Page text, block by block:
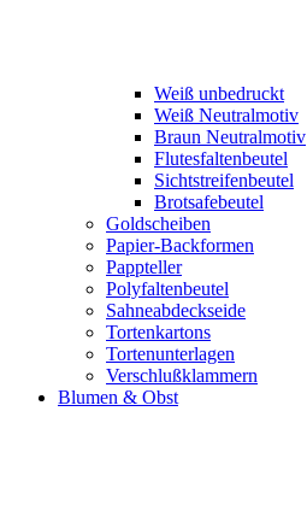
Weiß unbedruckt
Weiß Neutralmotiv
Braun Neutralmotiv
Flutesfaltenbeutel
Sichtstreifenbeutel
Brotsafebeutel
Goldscheiben
Papier-Backformen
Pappteller
Polyfaltenbeutel
Sahneabdeckseide
Tortenkartons
Tortenunterlagen
Verschlußklammern
Blumen & Obst